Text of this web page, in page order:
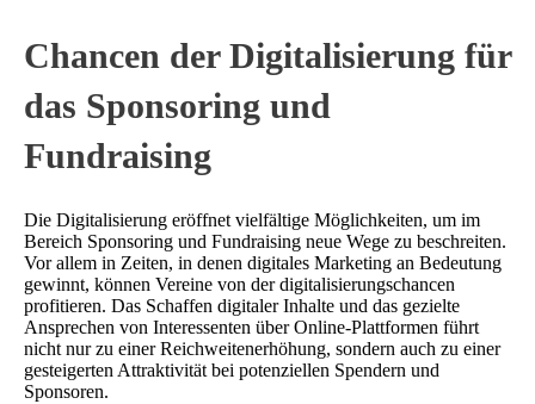
Chancen der Digitalisierung für
das Sponsoring und
Fundraising
Die Digitalisierung eröffnet vielfältige Möglichkeiten, um im
Bereich Sponsoring und Fundraising neue Wege zu beschreiten.
Vor allem in Zeiten, in denen digitales Marketing an Bedeutung
gewinnt, können Vereine von der digitalisierungschancen
profitieren. Das Schaffen digitaler Inhalte und das gezielte
Ansprechen von Interessenten über Online-Plattformen führt
nicht nur zu einer Reichweitenerhöhung, sondern auch zu einer
gesteigerten Attraktivität bei potenziellen Spendern und
Sponsoren.